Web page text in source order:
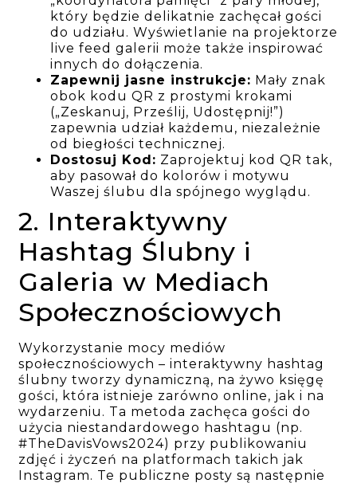
który będzie delikatnie zachęcał gości
do udziału. Wyświetlanie na projektorze
live feed galerii może także inspirować
innych do dołączenia.
Zapewnij jasne instrukcje: Mały znak
obok kodu QR z prostymi krokami
(„Zeskanuj, Prześlij, Udostępnij!”)
zapewnia udział każdemu, niezależnie
od biegłości technicznej.
Dostosuj Kod: Zaprojektuj kod QR tak,
aby pasował do kolorów i motywu
Waszej ślubu dla spójnego wyglądu.
2. Interaktywny
Hashtag Ślubny i
Galeria w Mediach
Społecznościowych
Wykorzystanie mocy mediów
społecznościowych – interaktywny hashtag
ślubny tworzy dynamiczną, na żywo księgę
gości, która istnieje zarówno online, jak i na
wydarzeniu. Ta metoda zachęca gości do
użycia niestandardowego hashtagu (np.
#TheDavisVows2024) przy publikowaniu
zdjęć i życzeń na platformach takich jak
Instagram. Te publiczne posty są następnie